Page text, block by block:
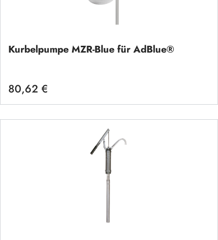
Kurbelpumpe MZR-Blue für AdBlue®
Regulärer Preis:
80,62 €